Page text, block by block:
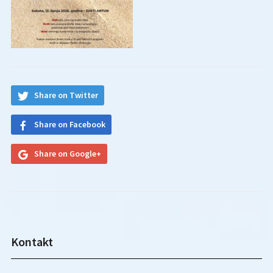
Share on Twitter
Share on Facebook
Share on Google+
Kontakt